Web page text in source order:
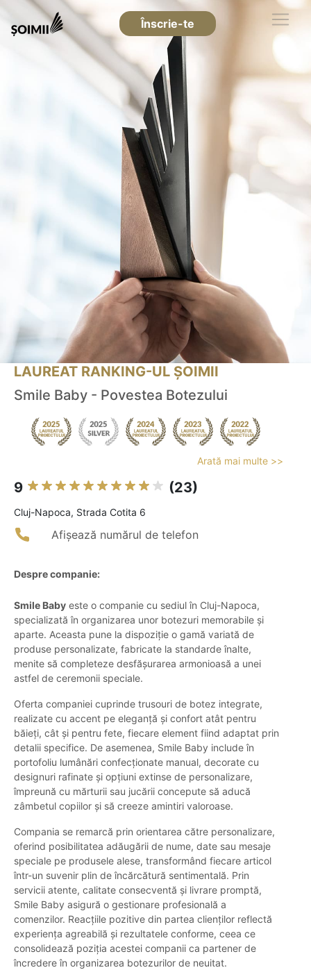
Înscrie-te
LAUREAT RANKING-UL ȘOIMII
Smile Baby - Povestea Botezului
Arată mai multe >>
9 (23)
Cluj-Napoca, Strada Cotita 6
Afișează numărul de telefon
Despre companie:
Smile Baby este o companie cu sediul în Cluj-Napoca,
specializată în organizarea unor botezuri memorabile și
aparte. Aceasta pune la dispoziție o gamă variată de
produse personalizate, fabricate la standarde înalte,
menite să completeze desfășurarea armonioasă a unei
astfel de ceremonii speciale.
Oferta companiei cuprinde trusouri de botez integrate,
realizate cu accent pe eleganță și confort atât pentru
băieți, cât și pentru fete, fiecare element fiind adaptat prin
detalii specifice. De asemenea, Smile Baby include în
portofoliu lumânări confecționate manual, decorate cu
designuri rafinate și opțiuni extinse de personalizare,
împreună cu mărturii sau jucării concepute să aducă
zâmbetul copiilor și să creeze amintiri valoroase.
Compania se remarcă prin orientarea către personalizare,
oferind posibilitatea adăugării de nume, date sau mesaje
speciale pe produsele alese, transformând fiecare articol
într-un suvenir plin de încărcătură sentimentală. Prin
servicii atente, calitate consecventă și livrare promptă,
Smile Baby asigură o gestionare profesională a
comenzilor. Reacțiile pozitive din partea clienților reflectă
experiența agreabilă și rezultatele conforme, ceea ce
consolidează poziția acestei companii ca partener de
încredere în organizarea botezurilor de neuitat.